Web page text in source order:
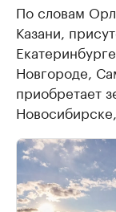
По словам
Казани,
Новгороде,
приобретает